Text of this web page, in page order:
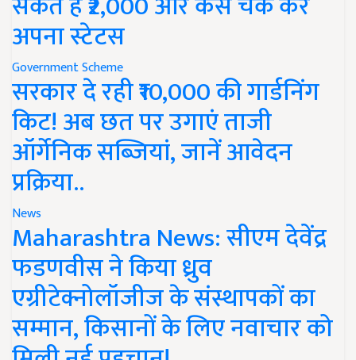
अपना स्टेटस
Government Scheme
सरकार दे रही ₹10,000 की गार्डनिंग
किट! अब छत पर उगाएं ताजी
ऑर्गेनिक सब्जियां, जानें आवेदन
प्रक्रिया..
News
Maharashtra News: सीएम देवेंद्र
फडणवीस ने किया ध्रुव
एग्रीटेक्नोलॉजीज के संस्थापकों का
सम्मान, किसानों के लिए नवाचार को